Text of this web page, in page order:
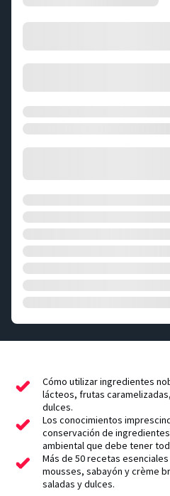
Cómo utilizar ingredientes
lácteos, frutas
dulces.
Los conocimientos
conservación de
ambiental que debe tener
Más de 50 recetas
mousses, sabayón y crème
saladas y dulces.